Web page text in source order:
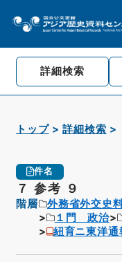
詳細検索
トップ 詳細検索
件名
７ 参考 ９
階層 外務省外交史
１門 政治
紐育ニ東洋